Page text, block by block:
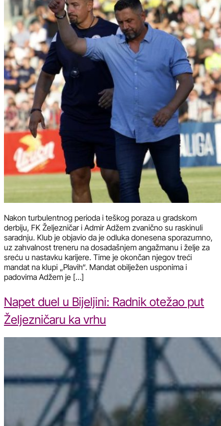
Nakon turbulentnog perioda i teškog poraza u gradskom
derbiju, FK Željezničar i Admir Adžem zvanično su raskinuli
saradnju. Klub je objavio da je odluka donesena sporazumno,
uz zahvalnost treneru na dosadašnjem angažmanu i želje za
sreću u nastavku karijere. Time je okončan njegov treći
mandat na klupi „Plavih“. Mandat obilježen usponima i
padovima Adžem je […]
Napet duel u Bijeljini: Radnik otežao put
Željezničaru ka vrhu